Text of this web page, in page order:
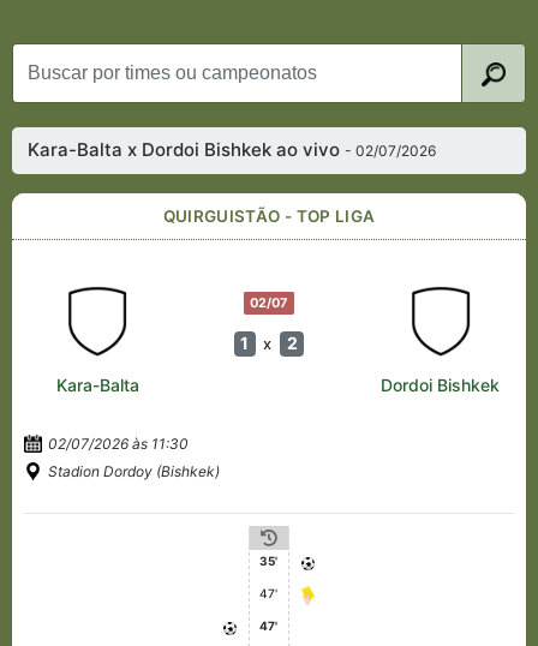
Kara-Balta x Dordoi Bishkek ao vivo- 02/07/2026
QUIRGUISTÃO - TOP LIGA
02/07
1 x 2
Kara-Balta Dordoi Bishkek
02/07/2026 às 11:30
Stadion Dordoy (Bishkek)
35'
47'
47'